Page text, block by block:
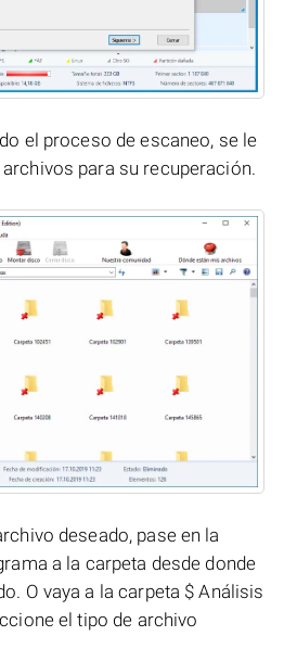
el proceso de escaneo, se le
para su recuperación.
deseado, pase en la
a la carpeta desde donde
O vaya a la carpeta $ Análisis
el tipo de archivo